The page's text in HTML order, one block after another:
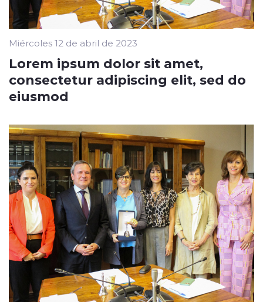
Miércoles 12 de abril de 2023
Lorem ipsum dolor sit amet,
consectetur adipiscing elit, sed do
eiusmod